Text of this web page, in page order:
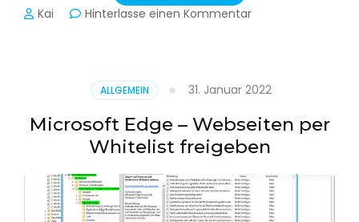
Kai Hinterlasse einen Kommentarzu
(UPN)
im
Active
Directory
ALLGEMEIN 31. Januar 2022
Microsoft Edge – Webseiten per
Whitelist freigeben